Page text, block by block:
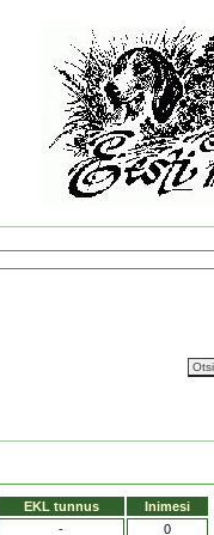
EKL tunnus
Inimesi
- 0